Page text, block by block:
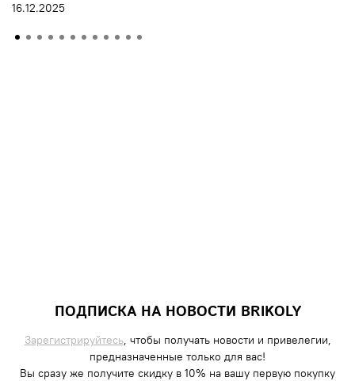
16.12.2025
ПОДПИСКА НА НОВОСТИ BRIKOLY
Зарегистрируйтесь, чтобы получать новости и привелегии,
предназначенные только для вас!
Вы сразу же получите скидку в 10% на вашу первую покупку